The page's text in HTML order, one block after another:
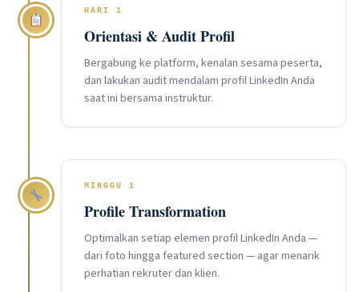
HARI 1
Orientasi & Audit Profil
Bergabung ke platform, kenalan sesama peserta,
dan lakukan audit mendalam profil LinkedIn Anda
saat ini bersama instruktur.
MINGGU 1
Profile Transformation
Optimalkan setiap elemen profil LinkedIn Anda —
dari foto hingga featured section — agar menarik
perhatian rekruter dan klien.